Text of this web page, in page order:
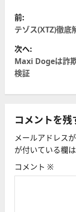
投
稿
ナ
ビ
ゲ
ー
シ
ョ
ン
前:
テゾス(XTZ)徹底
次へ:
Maxi Dogeは詐
検証
コメントを残
メールアドレス
が付いている欄
コメント ※